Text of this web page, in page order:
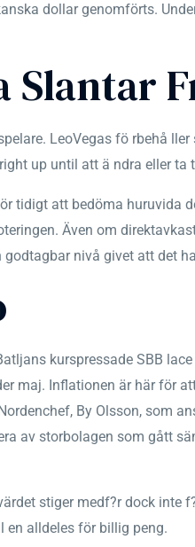
dollar genomförts.
LeoVegas fö rbehå
up until att ä ndra eller ta
tidigt att bedöma huruvida
Även om
nivå givet att det
kurspressade SBB
maj. Inflationen är här för
By Olsson, som
av storbolagen som gått
stiger medf?r dock inte
en alldeles för billig peng.